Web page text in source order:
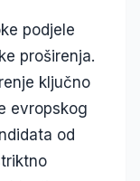
podjele
proširenja.
ključno
evropskog
od